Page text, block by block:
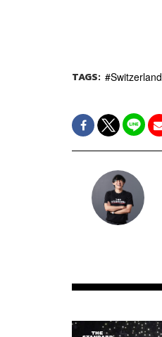
TAGS: Switzerland